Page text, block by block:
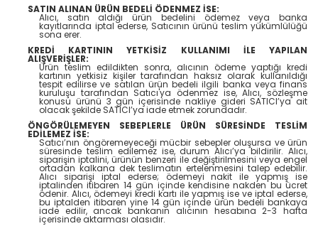
SATIN ALINAN ÜRÜN BEDELİ ÖDENMEZ İSE:
Alıcı, satın aldığı ürün bedelini ödemez veya banka
kayıtlarında iptal ederse, Satıcının ürünü teslim yükümlülüğü
sona erer.
KREDİ KARTININ YETKİSİZ KULLANIMI İLE YAPILAN
ALIŞVERİŞLER:
Ürün teslim edildikten sonra, alıcının ödeme yaptığı kredi
kartının yetkisiz kişiler tarafından haksız olarak kullanıldığı
tespit edilirse ve satılan ürün bedeli ilgili banka veya finans
kuruluşu tarafından Satıcı'ya ödenmez ise, Alıcı, sözleşme
konusu ürünü 3 gün içerisinde nakliye gideri SATICI’ya ait
olacak şekilde SATICI’ya iade etmek zorundadır.
ÖNGÖRÜLEMEYEN SEBEPLERLE ÜRÜN SÜRESİNDE TESLİM
EDİLEMEZ İSE:
Satıcı’nın öngöremeyeceği mücbir sebepler oluşursa ve ürün
süresinde teslim edilemez ise, durum Alıcı’ya bildirilir. Alıcı,
siparişin iptalini, ürünün benzeri ile değiştirilmesini veya engel
ortadan kalkana dek teslimatın ertelenmesini talep edebilir.
Alıcı siparişi iptal ederse; ödemeyi nakit ile yapmış ise
iptalinden itibaren 14 gün içinde kendisine nakden bu ücret
ödenir. Alıcı, ödemeyi kredi kartı ile yapmış ise ve iptal ederse,
bu iptalden itibaren yine 14 gün içinde ürün bedeli bankaya
iade edilir, ancak bankanın alıcının hesabına 2-3 hafta
içerisinde aktarması olasıdır.